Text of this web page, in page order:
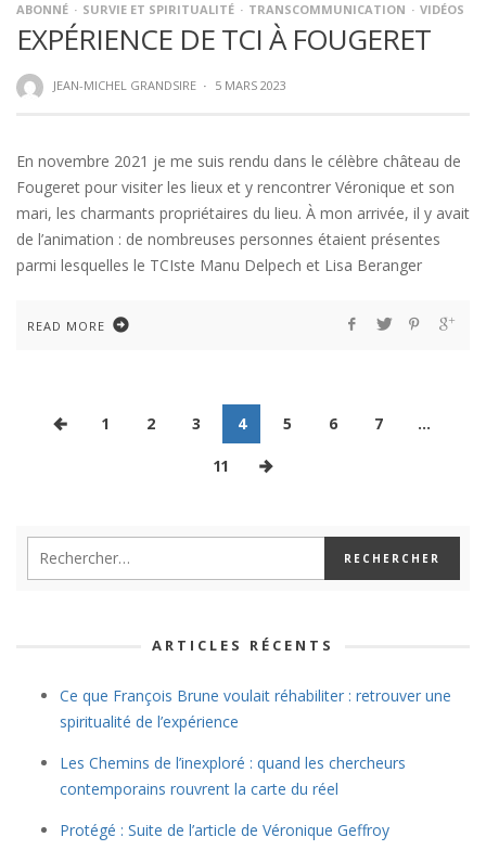
ABONNÉ SURVIE ET SPIRITUALITÉ TRANSCOMMUNICATION VIDÉOS
EXPÉRIENCE DE TCI À FOUGERET
JEAN-MICHEL GRANDSIRE · 5 MARS 2023
En novembre 2021 je me suis rendu dans le célèbre château de
Fougeret pour visiter les lieux et y rencontrer Véronique et son
mari, les charmants propriétaires du lieu. À mon arrivée, il y avait
de l’animation : de nombreuses personnes étaient présentes
parmi lesquelles le TCIste Manu Delpech et Lisa Beranger
READ MORE
1 2 3 4 5 6 7 …
11
ARTICLES RÉCENTS
Ce que François Brune voulait réhabiliter : retrouver une
spiritualité de l’expérience
Les Chemins de l’inexploré : quand les chercheurs
contemporains rouvrent la carte du réel
Protégé : Suite de l’article de Véronique Geffroy